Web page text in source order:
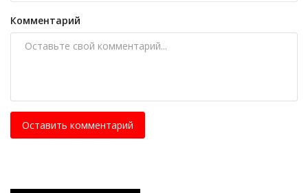
Комментарий
Оставить комментарий